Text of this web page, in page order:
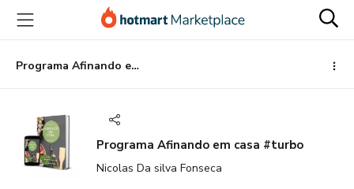
para
conteúdo
principal
para
pagamento
para
rodapé
Programa Afinando em casa #turbo
Programa Afinando em casa #turbo
Nicolas Da silva Fonseca